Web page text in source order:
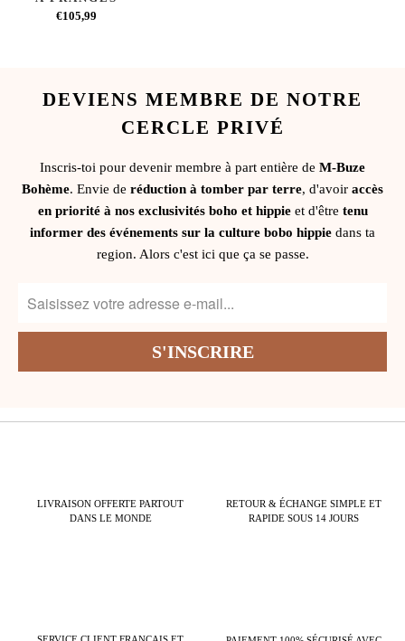
€105,99
DEVIENS MEMBRE DE NOTRE
CERCLE PRIVÉ
Inscris-toi pour devenir membre à part entière de M-Buze
Bohème. Envie de réduction à tomber par terre, d'avoir accès
en priorité à nos exclusivités boho et hippieet d'être tenu
informer des événements sur la culture bobo hippie dans ta
region. Alors c'est ici que ça se passe.
LIVRAISON OFFERTE PARTOUT
DANS LE MONDE
RETOUR & ÉCHANGE SIMPLE ET
RAPIDE SOUS 14 JOURS